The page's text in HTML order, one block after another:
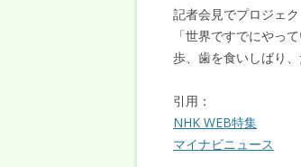
記者会見でプロジェ
「世界ですでにやっ
歩、歯を食いしばり
引用：
NHK WEB特集
マイナビニュース